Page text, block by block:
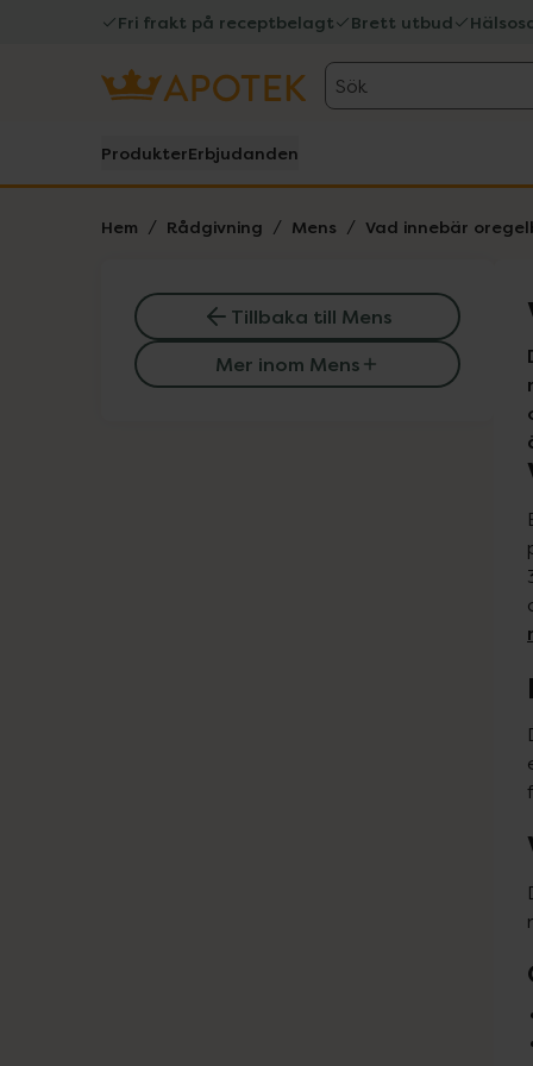
Fri frakt på receptbelagt Brett utbud
Sök
ProdukterErbjudanden
Hem Rådgivning Mens Vad innebär
Tillbaka till Mens
Mer inom Mens